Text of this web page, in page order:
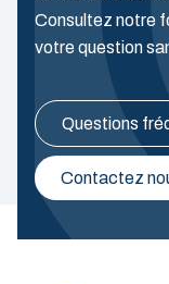
Consultez notre
votre question
Questions
Contactez